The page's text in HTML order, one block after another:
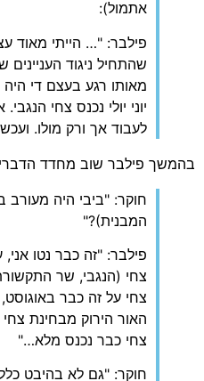
אתמול):
פילבר: "… הייתי מאוד
מאותו רגע בעצם די
יוני יולי נכנס צחי
לעבוד אך ורק מולו.
בהמשך פילבר שוב מחדד
חוקר: "ביבי היה מעורב
המבנית)?"
פילבר: "זה כבר נטו
צחי (הנגבי, שר
צחי על זה כבר
האור הירוק מבחינת צחי
צחי כבר נכנס מלא…"
חוקר: "גם לא בהיבט